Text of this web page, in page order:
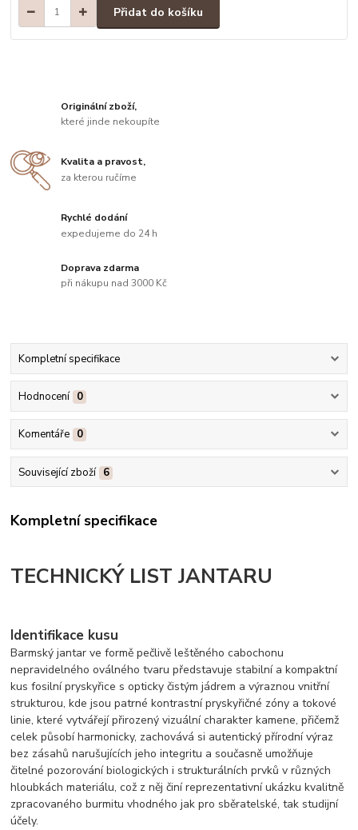
Přidat do košíku
Originální zboží,
které jinde nekoupíte
Kvalita a pravost,
za kterou ručíme
Rychlé dodání
expedujeme do 24 h
Doprava zdarma
při nákupu nad 3000 Kč
Kompletní specifikace
Hodnocení 0
Komentáře 0
Související zboží 6
Kompletní specifikace
TECHNICKÝ LIST JANTARU
Identifikace kusu
Barmský jantar ve formě pečlivě leštěného cabochonu
nepravidelného oválného tvaru představuje stabilní a kompaktní
kus fosilní pryskyřice s opticky čistým jádrem a výraznou vnitřní
strukturou, kde jsou patrné kontrastní pryskyřičné zóny a tokové
linie, které vytvářejí přirozený vizuální charakter kamene, přičemž
celek působí harmonicky, zachovává si autentický přírodní výraz
bez zásahů narušujících jeho integritu a současně umožňuje
čitelné pozorování biologických i strukturálních prvků v různých
hloubkách materiálu, což z něj činí reprezentativní ukázku kvalitně
zpracovaného burmitu vhodného jak pro sběratelské, tak studijní
účely.